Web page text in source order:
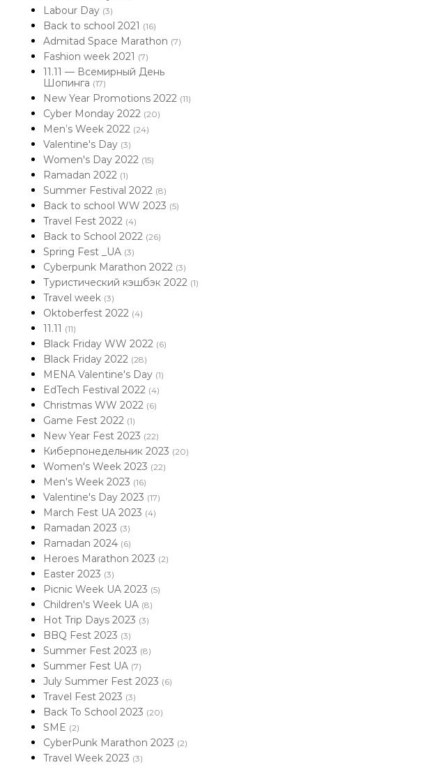
Labour Day (3)
Back to school 2021 (16)
Admitad Space Marathon (7)
Fashion week 2021 (7)
11.11 — Всемирный День
Шопинга (17)
New Year Promotions 2022 (11)
Cyber Monday 2022 (20)
Men’s Week 2022 (24)
Valentine's Day (3)
Women's Day 2022 (15)
Ramadan 2022 (1)
Summer Festival 2022 (8)
Back to school WW 2023 (5)
Travel Fest 2022 (4)
Back to School 2022 (26)
Spring Fest _UA (3)
Cyberpunk Marathon 2022 (3)
Туристический кэшбэк 2022 (1)
Travel week (3)
Oktoberfest 2022 (4)
11.11 (11)
Black Friday WW 2022 (6)
Black Friday 2022 (28)
MENA Valentine's Day (1)
EdTech Festival 2022 (4)
Christmas WW 2022 (6)
Game Fest 2022 (1)
New Year Fest 2023 (22)
Киберпонедельник 2023 (20)
Women's Week 2023 (22)
Men's Week 2023 (16)
Valentine's Day 2023 (17)
March Fest UA 2023 (4)
Ramadan 2023 (3)
Ramadan 2024 (6)
Heroes Marathon 2023 (2)
Easter 2023 (3)
Picnic Week UA 2023 (5)
Children's Week UA (8)
Hot Trip Days 2023 (3)
BBQ Fest 2023 (3)
Summer Fest 2023 (8)
Summer Fest UA (7)
July Summer Fest 2023 (6)
Travel Fest 2023 (3)
Back To School 2023 (20)
SME (2)
CyberPunk Marathon 2023 (2)
Travel Week 2023 (3)